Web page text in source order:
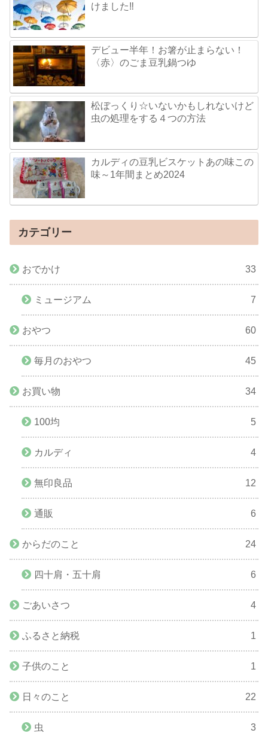
けました‼
デビュー半年！お箸が止まらない！
〈赤〉のごま豆乳鍋つゆ
松ぼっくり☆いないかもしれないけど
虫の処理をする４つの方法
カルディの豆乳ビスケットあの味この
味～1年間まとめ2024
カテゴリー
おでかけ 33
ミュージアム 7
おやつ 60
毎月のおやつ 45
お買い物 34
100均 5
カルディ 4
無印良品 12
通販 6
からだのこと 24
四十肩・五十肩 6
ごあいさつ 4
ふるさと納税 1
子供のこと 1
日々のこと 22
虫 3